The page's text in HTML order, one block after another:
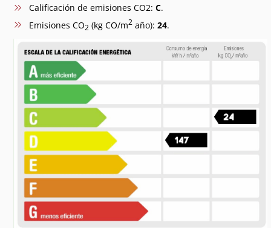
Calificación de emisiones CO2: C.
Emisiones CO2 (kg CO/m2año): 24.